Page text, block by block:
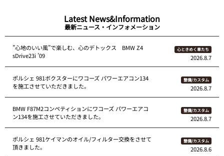
Latest News&Information
最新ニュース・インフォメーション
”心地のいい風”で楽しむ、心のデトックス BMW Z4
sDrive23i ’09
心ときめく車たち
2026.8.7
ポルシェ 981ボクスターにワコーズ パワーエアコン134
を施工させていただきました。
整備/カスタム
2026.8.7
BMW F87M2コンペティションにワコーズ パワーエアコ
ン134を施工させていただきました。
整備/カスタム
2026.8.7
ポルシェ 981ケイマンのオイル/フィルター交換をさせて
頂きました。
整備/カスタム
2026.8.6